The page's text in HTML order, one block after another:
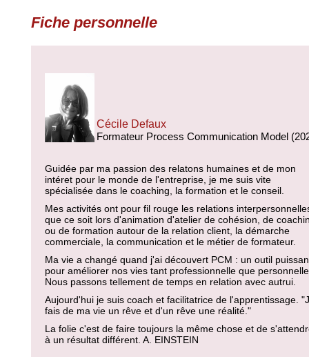
Fiche personnelle
Cécile Defaux
Formateur Process Communication Model
Guidée par ma passion des relatons humaines et de mon
intéret pour le monde de l'entreprise, je me suis vite
spécialisée dans le coaching, la formation et le conseil.
Mes activités ont pour fil rouge les relations
que ce soit lors d'animation d'atelier de cohésion, de
ou de formation autour de la relation client, la démarche
commerciale, la communication et le métier de formateur.
Ma vie a changé quand j'ai découvert PCM : un outil
pour améliorer nos vies tant professionnelle que
Nous passons tellement de temps en relation avec autrui.
Aujourd'hui je suis coach et facilitatrice de l'apprentissage.
fais de ma vie un rêve et d'un rêve une réalité."
La folie c'est de faire toujours la même chose et de
à un résultat différent. A. EINSTEIN